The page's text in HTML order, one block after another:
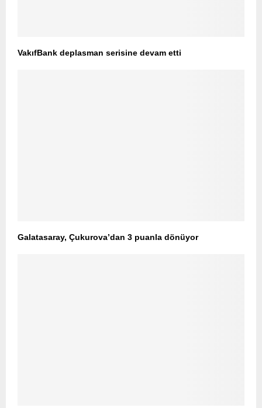
VakıfBank deplasman serisine devam etti
Galatasaray, Çukurova’dan 3 puanla dönüyor